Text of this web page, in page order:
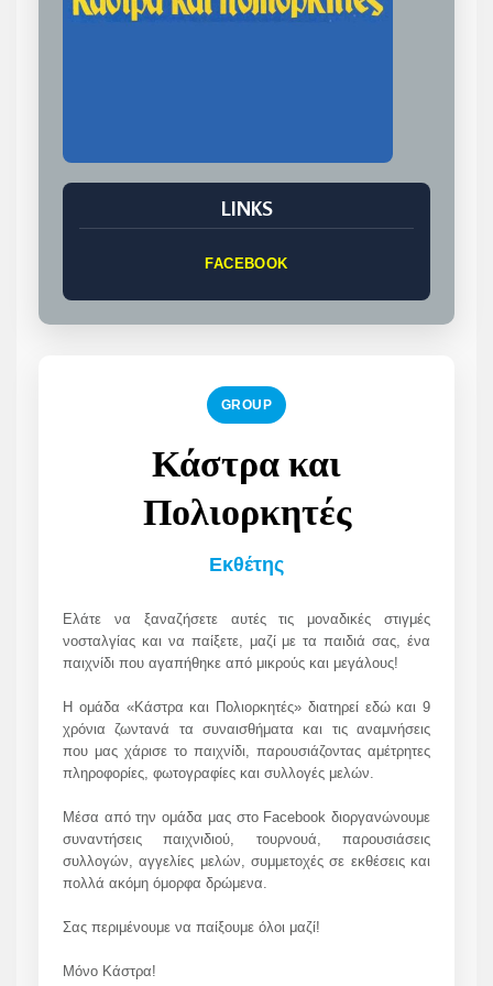
LINKS
FACEBOOK
GROUP
Κάστρα και
Πολιορκητές
Εκθέτης
Ελάτε να ξαναζήσετε αυτές τις μοναδικές στιγμές
νοσταλγίας και να παίξετε, μαζί με τα παιδιά σας, ένα
παιχνίδι που αγαπήθηκε από μικρούς και μεγάλους!
Η ομάδα «Κάστρα και Πολιορκητές» διατηρεί εδώ και 9
χρόνια ζωντανά τα συναισθήματα και τις αναμνήσεις
που μας χάρισε το παιχνίδι, παρουσιάζοντας αμέτρητες
πληροφορίες, φωτογραφίες και συλλογές μελών.
Μέσα από την ομάδα μας στο Facebook διοργανώνουμε
συναντήσεις παιχνιδιού, τουρνουά, παρουσιάσεις
συλλογών, αγγελίες μελών, συμμετοχές σε εκθέσεις και
πολλά ακόμη όμορφα δρώμενα.
Σας περιμένουμε να παίξουμε όλοι μαζί!
Μόνο Κάστρα!